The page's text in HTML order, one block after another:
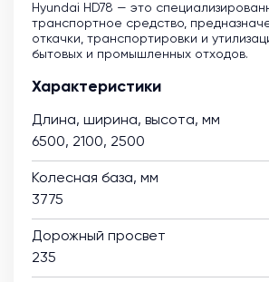
Hyundai HD78 — это
транспортное средство,
откачки, транспортировки и
бытовых и промышленных отходов.
Характеристики
Длина, ширина, высота, мм
6500, 2100, 2500
Колесная база, мм
3775
Дорожный просвет
235